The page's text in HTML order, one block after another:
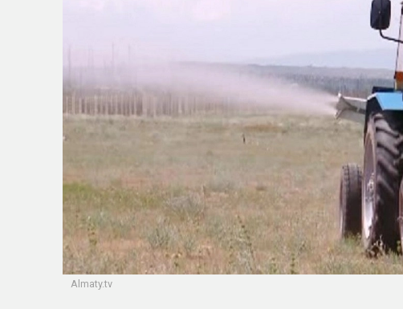
Almaty.tv